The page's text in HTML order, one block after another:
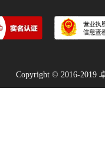
Copyright © 2016-2019